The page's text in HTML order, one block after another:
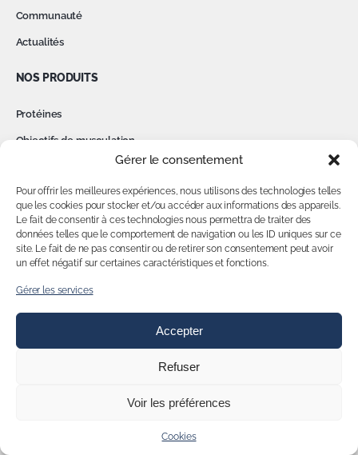
Gérer le consentement
Pour offrir les meilleures expériences, nous utilisons des technologies telles
que les cookies pour stocker et/ou accéder aux informations des appareils.
Le fait de consentir à ces technologies nous permettra de traiter des
données telles que le comportement de navigation ou les ID uniques sur ce
site. Le fait de ne pas consentir ou de retirer son consentement peut avoir
un effet négatif sur certaines caractéristiques et fonctions.
Gérer les services
Accepter
Refuser
Voir les préférences
Cookies
Communauté
Actualités
NOS PRODUITS
Protéines
Objectifs de musculation
Sèche et minceur
Santé et vitamines
Glucides
Conditions générales d’utilisation
Conditions générales de vente
Politique de confidentialité